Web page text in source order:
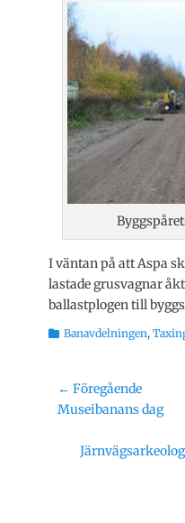
I väntan på att Aspa
lastade grusvagnar
ballastplogen till
Kategorier
Banavdelningen,
← Föregående
Föregående
Museibanans dag
Nästa